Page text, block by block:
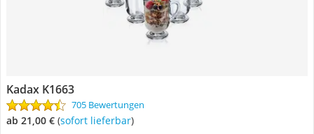
Kadax K1663
705 Bewertungen
ab 21,00 € ( Sofort lieferbar)